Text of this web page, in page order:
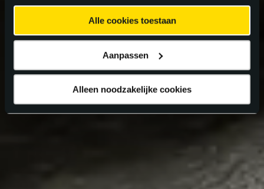
Alle cookies toestaan
Aanpassen
Alleen noodzakelijke cookies